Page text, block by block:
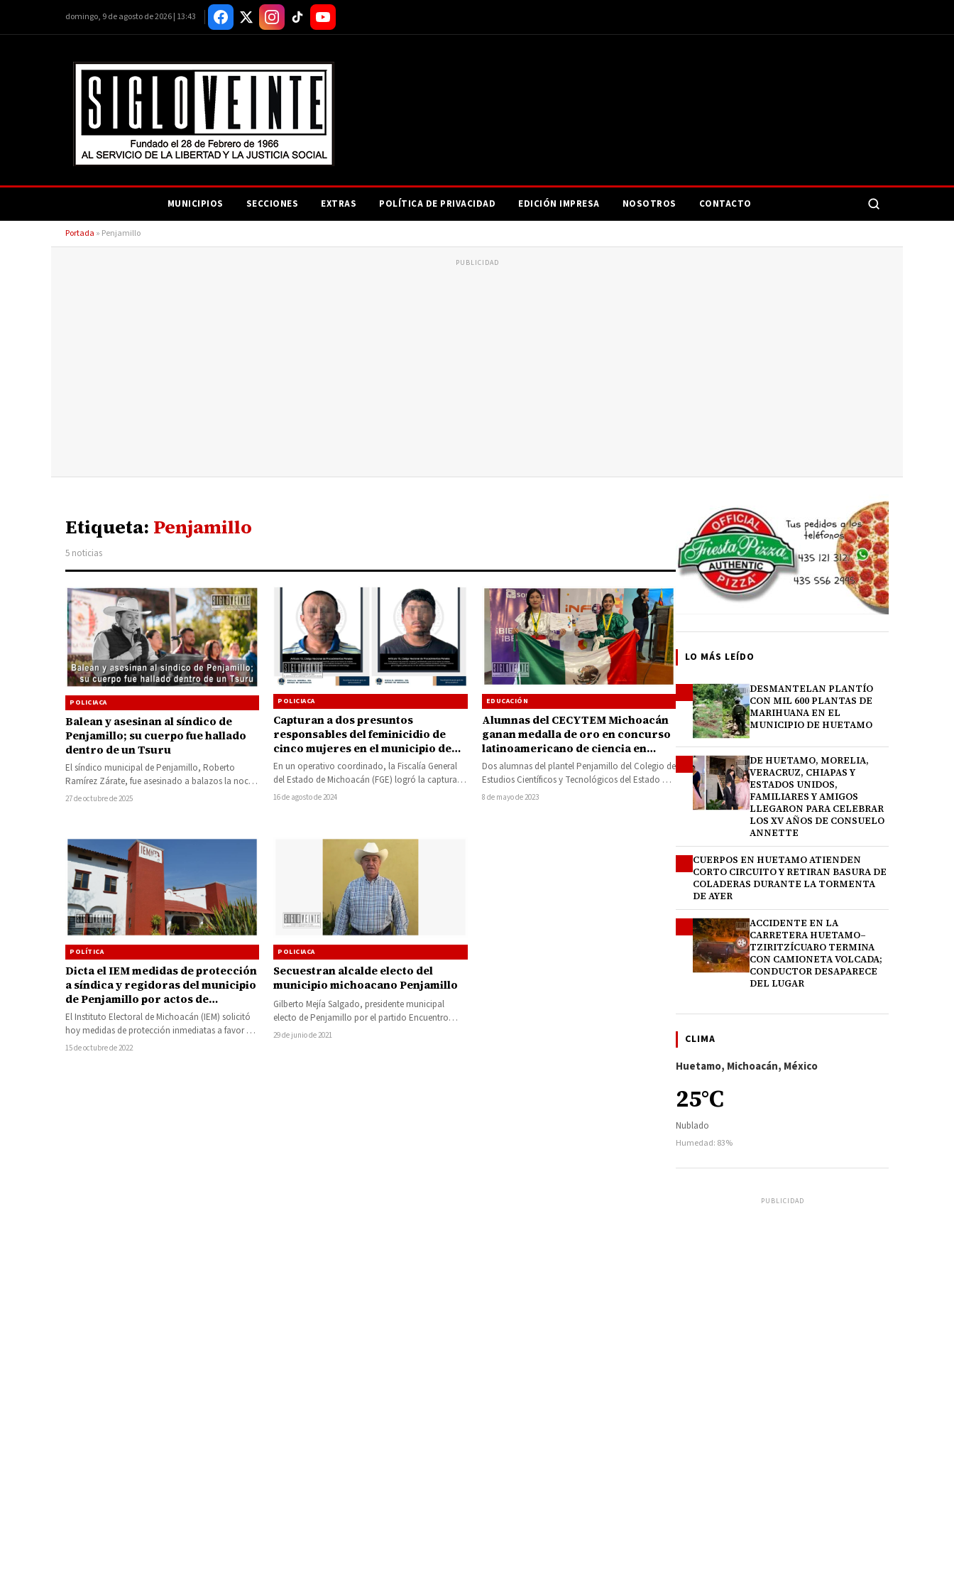
domingo, 9 de agosto de 2026 | 13:43
MUNICIPIOS SECCIONES EXTRAS POLÍTICA DE PRIVACIDAD EDICIÓN IMPRESA NOSOTROS CONTACTO
Portada » Penjamillo
PUBLICIDAD
Etiqueta: Penjamillo
5 noticias
POLICIACA
Balean y asesinan al síndico de
Penjamillo; su cuerpo fue hallado
dentro de un Tsuru
El síndico municipal de Penjamillo, Roberto
Ramírez Zárate, fue asesinado a balazos la noche
del domingo 26 de octubre, mientras…
27 de octubre de 2025
POLICIACA
Capturan a dos presuntos
responsables del feminicidio de
cinco mujeres en el municipio de
Penjamillo, Michoacán
En un operativo coordinado, la Fiscalía General
del Estado de Michoacán (FGE) logró la captura
de dos individuos presuntamente implicados…
16 de agosto de 2024
EDUCACIÓN
Alumnas del CECYTEM Michoacán
ganan medalla de oro en concurso
latinoamericano de ciencia en
Colombia
Dos alumnas del plantel Penjamillo del Colegio de
Estudios Científicos y Tecnológicos del Estado de
Michoacán (CECYTEM), ganaron medalla de…
8 de mayo de 2023
POLÍTICA
Dicta el IEM medidas de protección
a síndica y regidoras del municipio
de Penjamillo por actos de
violencia política contra las
mujeres
El Instituto Electoral de Michoacán (IEM) solicitó
hoy medidas de protección inmediatas a favor de
la síndica y regidoras del…
15 de octubre de 2022
POLICIACA
Secuestran alcalde electo del
municipio michoacano Penjamillo
Gilberto Mejía Salgado, presidente municipal
electo de Penjamillo por el partido Encuentro
Social, presuntamente fue privado de su libertad
29 de junio de 2021
LO MÁS LEÍDO
DESMANTELAN PLANTÍO
CON MIL 600 PLANTAS DE
MARIHUANA EN EL
MUNICIPIO DE HUETAMO
DE HUETAMO, MORELIA,
VERACRUZ, CHIAPAS Y
ESTADOS UNIDOS,
FAMILIARES Y AMIGOS
LLEGARON PARA CELEBRAR
LOS XV AÑOS DE CONSUELO
ANNETTE
CUERPOS EN HUETAMO ATIENDEN
CORTO CIRCUITO Y RETIRAN BASURA DE
COLADERAS DURANTE LA TORMENTA
DE AYER
ACCIDENTE EN LA
CARRETERA HUETAMO–
TZIRITZÍCUARO TERMINA
CON CAMIONETA VOLCADA;
CONDUCTOR DESAPARECE
DEL LUGAR
CLIMA
Huetamo, Michoacán, México
25°C
Nublado
Humedad: 83%
PUBLICIDAD